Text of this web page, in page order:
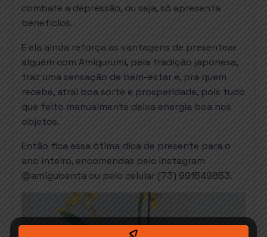
combate a depressão, ou seja, só apresenta
benefícios.
E ela ainda reforça as vantagens de presentear
alguém com Amigurumi, pela tradição japonesa,
traz uma sensação de bem-estar e, pra quem
recebe, atrai boa sorte e prosperidade, pois tudo
que feito manualmente deixa energia boa nos
objetos.
Então fica essa ótima dica de presente para o
ano inteiro, encomendas pelo Instagram
@amigubenta ou pelo celular (73) 991549853.